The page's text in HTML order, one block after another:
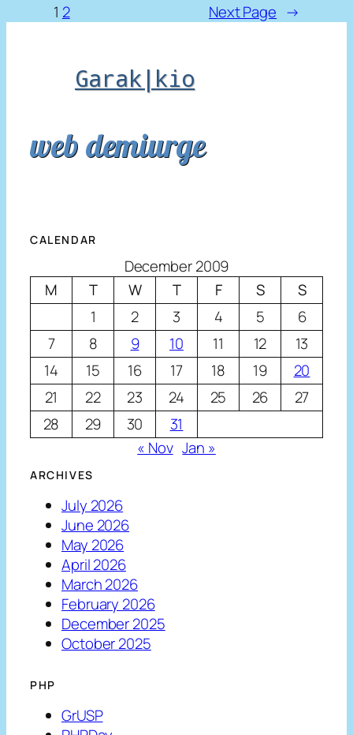
1 2 Next Page →
Garak|kio
web demiurge
CALENDAR
December 2009
M
T W T F S
S
1
2 3 4 5
6
7
8 9 10 11 12
13
14
15 16 17 18 19
20
21
22 23 24 25 26
27
28
29 30
31
« Nov Jan »
ARCHIVES
July 2026
June 2026
May 2026
April 2026
March 2026
February 2026
December 2025
October 2025
PHP
GrUSP